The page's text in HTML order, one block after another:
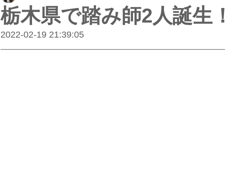
栃木県で踏み師2人誕生！
2022-02-19 21:39:05